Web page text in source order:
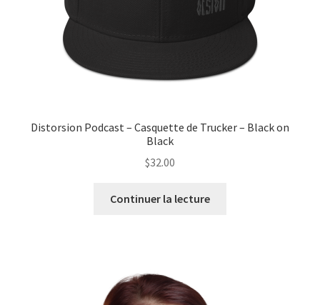
Distorsion Podcast – Casquette de Trucker – Black on
Black
$32.00
Continuer la lecture